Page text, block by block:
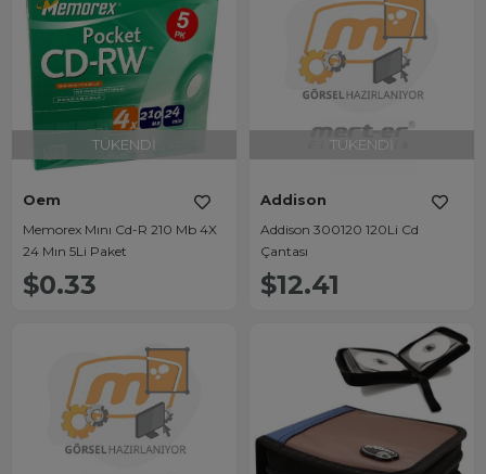
TÜKENDI
Oem
Memorex Mını Cd-R 210 Mb 4X
24 Mın 5Li Paket
$0.33
TÜKENDI
Addison
Addison 300120 120Li Cd
Çantası
$12.41